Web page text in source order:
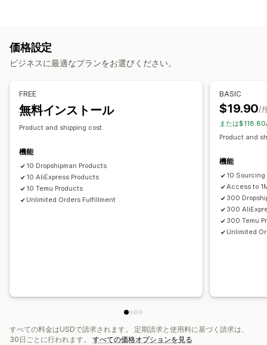
スポーツ用品
自動車関連
調達ロケーション
アメリカ合衆国
中国
価格設定
ビジネスに最適なプランをお選びください。
FREE
無料インストール
Product and shipping cost.
機能
10 Dropshipman Products
10 AliExpress Products
10 Temu Products
Unlimited Orders Fulfillment
BASIC
$19.90/
または
Product and
機能
10
Access to
300
300
300 Temu
Unlimited
すべての料金はUSDで請求されます。 定期請求と使用料に基づく請求は、
30日ごとに行われます。 すべての価格オプションを見る